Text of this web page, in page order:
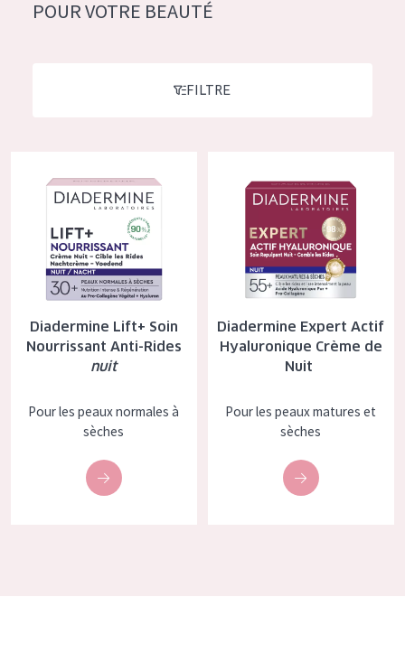
Hydratation et éclat
Régénération de la peau
TYPE DE PRODUIT
Crème de Jour
Crème de Nuit
Crème pour les Yeux
Sérum
Démaquillants
COLLECTION
Essentials
German
POUR VOTRE BEAUTÉ
FILTRE
Diadermine Lift+ Soin
Nourrissant Anti-Rides
nuit
Pour les peaux normales à
sèches
Diadermine Expert Actif
Hyaluronique Crème de
Nuit
Pour les peaux matures et
sèches